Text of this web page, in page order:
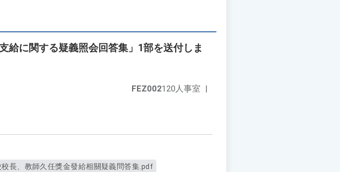
給に関する疑義照会回答集」1部を送付しま
FEZ002120人事室 |
長、教師久任獎金發給相關疑義問答集.pdf